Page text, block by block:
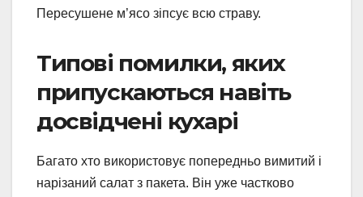
Пересушене м’ясо зіпсує всю страву.
Типові помилки, яких
припускаються навіть
досвідчені кухарі
Багато хто використовує попередньо вимитий і
нарізаний салат з пакета. Він уже частково